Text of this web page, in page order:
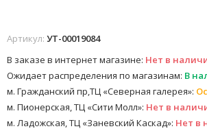
Артикул: УТ-00019084
В заказе в интернет магазине: Нет в
Ожидает распределения по магазинам: В
м. Гражданский пр,ТЦ «Северная галерея»:
м. Пионерская, ТЦ «Сити Молл»: Нет в
м. Ладожская, ТЦ «Заневский Каскад»: Нет в